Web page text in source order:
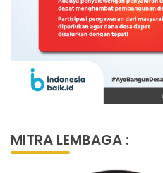
MITRA LEMBAGA :